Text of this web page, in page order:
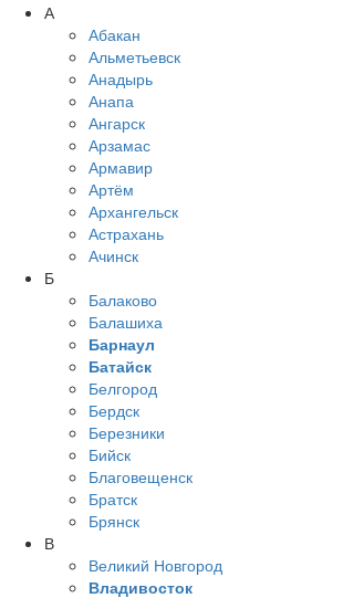
А
Абакан
Альметьевск
Анадырь
Анапа
Ангарск
Арзамас
Армавир
Артём
Архангельск
Астрахань
Ачинск
Б
Балаково
Балашиха
Барнаул
Батайск
Белгород
Бердск
Березники
Бийск
Благовещенск
Братск
Брянск
В
Великий Новгород
Владивосток